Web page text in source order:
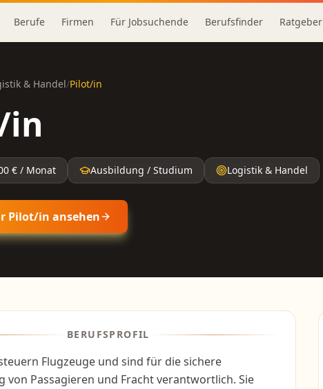
Berufe Firmen Für Jobsuchende Berufsfinder Ratgeber
& Handel/Pilot/in
in
€ / Monat Ausbildung / Studium Logistik & Handel
Pilot/in ansehen
BERUFSPROFIL
Flugzeuge und sind für die sichere
von Passagieren und Fracht verantwortlich. Sie